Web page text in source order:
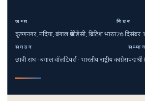
जन्म
कृष्णनगर, नदिया, बंगाल प्रेसीडेंसी, ब्रिटिश भारत
निधन
26 दिसंबर
संगठन
छात्री संघ · बंगाल वॉलंटियर्स · भारतीय राष्ट्रीय कांग्रेस
सम्मान